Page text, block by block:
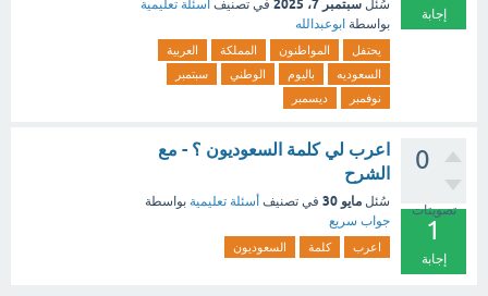
إجابة
سُئل سبتمبر 7، 2025 في تصنيف أسئلة تعليمية
بواسطة ابوعبدالله
يحتفل المواطنون المملكة
العربية
السعوديه
باليوم الوطني
سبتمبر
نوفمبر
ديسمبر
0
تصويتات
1
إجابة
اعرب لي كلمة السعوديون ؟ - مع
الشرح
سُئل مايو 30 في تصنيف أسئلة تعليمية بواسطة
جواب سريع
اعرب كلمة السعوديون